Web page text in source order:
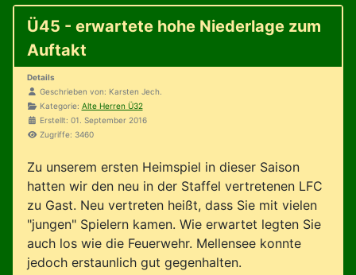
Ü45 - erwartete hohe Niederlage zum
Auftakt
Details
Geschrieben von: Karsten Jech.
Kategorie: Alte Herren Ü32
Erstellt: 01. September 2016
Zugriffe: 3460
Zu unserem ersten Heimspiel in dieser Saison
hatten wir den neu in der Staffel vertretenen LFC
zu Gast. Neu vertreten heißt, dass Sie mit vielen
"jungen" Spielern kamen. Wie erwartet legten Sie
auch los wie die Feuerwehr. Mellensee konnte
jedoch erstaunlich gut gegenhalten.